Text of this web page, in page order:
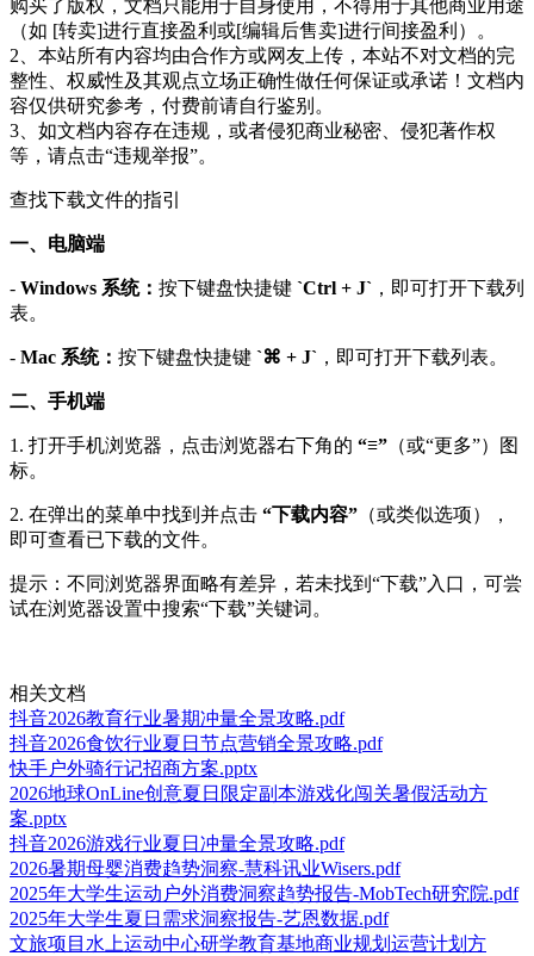
购买了版权，文档只能用于自身使用，不得用于其他商业用途
（如 [转卖]进行直接盈利或[编辑后售卖]进行间接盈利）。
2、本站所有内容均由合作方或网友上传，本站不对文档的完
整性、权威性及其观点立场正确性做任何保证或承诺！文档内
容仅供研究参考，付费前请自行鉴别。
3、如文档内容存在违规，或者侵犯商业秘密、侵犯著作权
等，请点击“违规举报”。
查找下载文件的指引
一、电脑端
- Windows 系统： 按下键盘快捷键 `Ctrl + J` ，即可打开下载列
表。
- Mac 系统： 按下键盘快捷键 `⌘ + J` ，即可打开下载列表。
二、手机端
1. 打开手机浏览器，点击浏览器右下角的 “≡” （或“更多”）图
标。
2. 在弹出的菜单中找到并点击 “下载内容” （或类似选项），
即可查看已下载的文件。
提示：不同浏览器界面略有差异，若未找到“下载”入口，可尝
试在浏览器设置中搜索“下载”关键词。
相关文档
抖音2026教育行业暑期冲量全景攻略.pdf
抖音2026食饮行业夏日节点营销全景攻略.pdf
快手户外骑行记招商方案.pptx
2026地球OnLine创意夏日限定副本游戏化闯关暑假活动方
案.pptx
抖音2026游戏行业夏日冲量全景攻略.pdf
2026暑期母婴消费趋势洞察-慧科讯业Wisers.pdf
2025年大学生运动户外消费洞察趋势报告-MobTech研究院.pdf
2025年大学生夏日需求洞察报告-艺恩数据.pdf
文旅项目水上运动中心研学教育基地商业规划运营计划方